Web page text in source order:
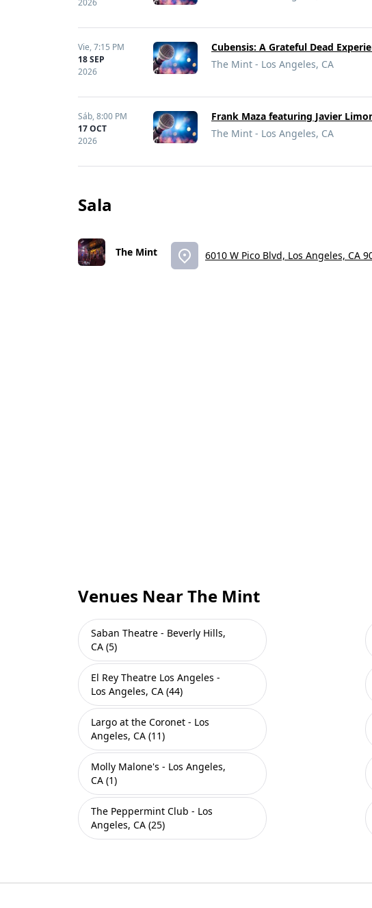
2026
Vie,7:15 PM
18 SEP
2026
Cubensis: A Grateful Dead
The Mint - Los Angeles, CA
Sáb,8:00 PM
17 OCT
2026
Frank Maza featuring Javier
The Mint - Los Angeles, CA
Sala
The Mint 6010 W Pico Blvd, Los Angeles, CA
Venues Near The Mint
Saban Theatre - Beverly Hills,
CA (5)
El Rey Theatre Los Angeles -
Los Angeles, CA (44)
Largo at the Coronet - Los
Angeles, CA (11)
Molly Malone's - Los Angeles,
CA (1)
The Peppermint Club - Los
Angeles, CA (25)